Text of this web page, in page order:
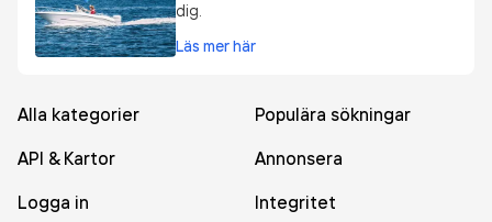
dig.
Läs mer här
Alla kategorier
Populära sökningar
API & Kartor
Annonsera
Logga in
Integritet